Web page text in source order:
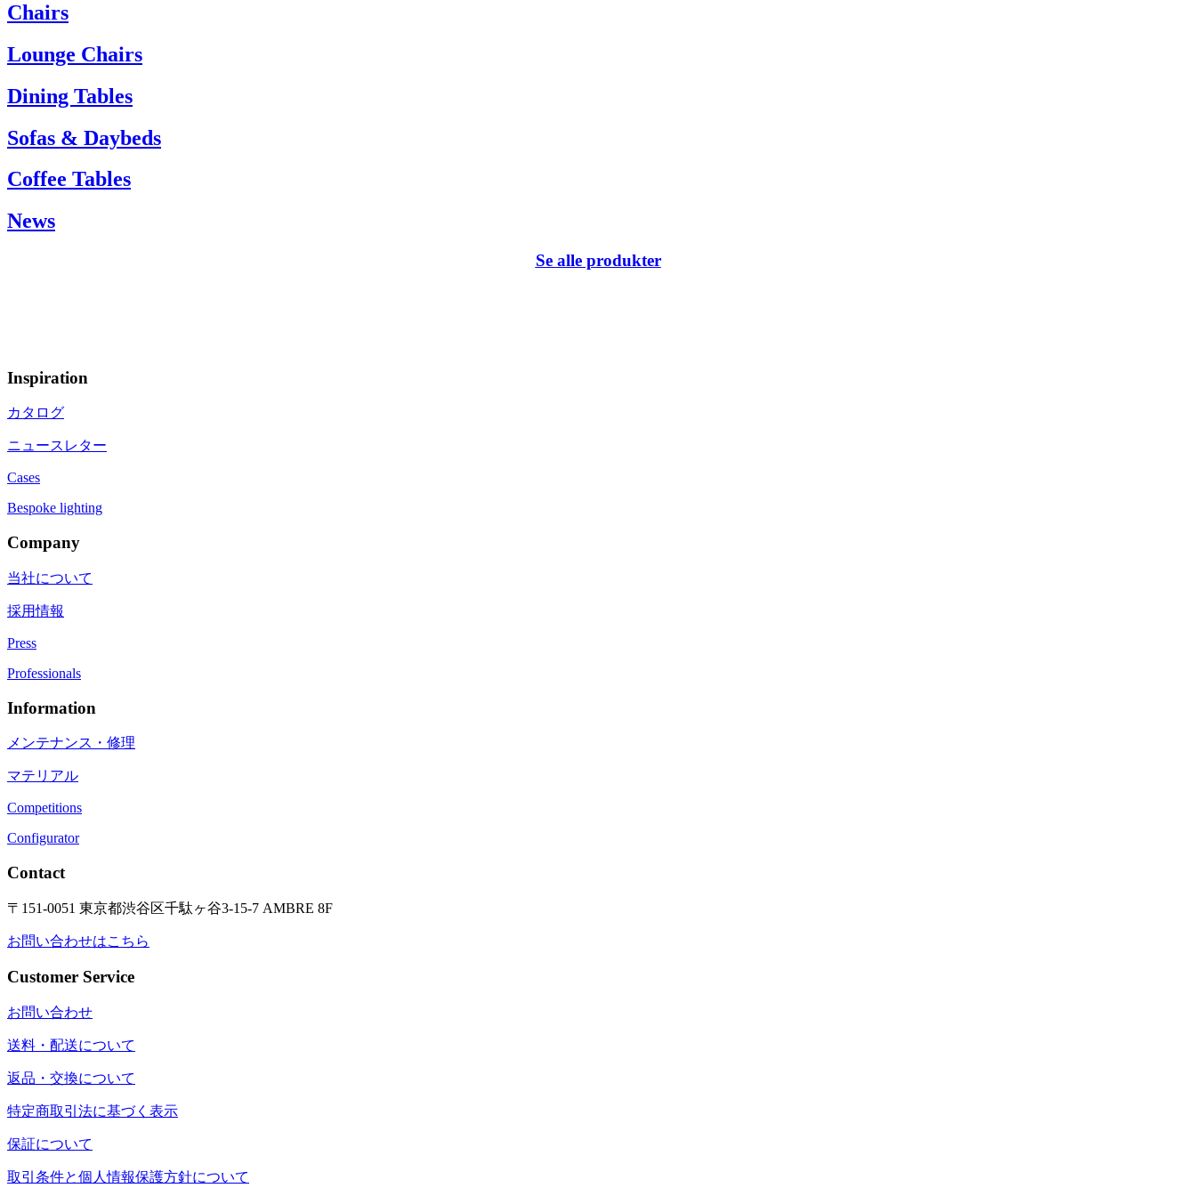
info@carlhansen.dk
Chairs
Lounge Chairs
Dining Tables
Sofas & Daybeds
Coffee Tables
News
Se alle produkter
Inspiration
カタログ
ニュースレター
Cases
Bespoke lighting
Company
当社について
採用情報
Press
Professionals
Information
メンテナンス・修理
マテリアル
Competitions
Configurator
Contact
〒151-0051 東京都渋谷区千駄ヶ谷3-15-7 AMBRE 8F
お問い合わせはこちら
Customer Service
お問い合わせ
送料・配送について
返品・交換について
特定商取引法に基づく表示
保証について
取引条件と個人情報保護方針について